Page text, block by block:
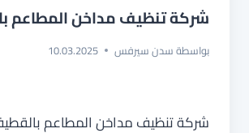
شركة تنظيف مداخن المطاعم
بواسطةسدن سيرفس 10.03.2025
شركة تنظيف مداخن المطاعم